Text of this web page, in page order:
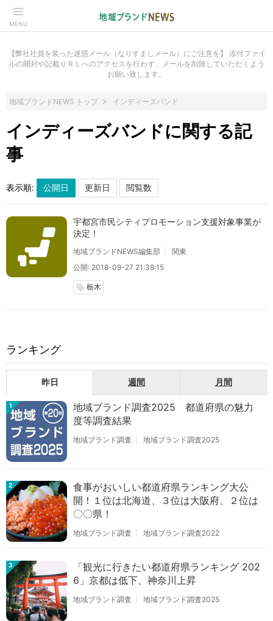
MENU
【弊社社員を装った迷惑メール（なりすましメール）にご注意を】 添付ファイ
ルの開封や記載ＵＲＬへのアクセスを行わず、メールを削除していただくよう
お願い致します。
地域ブランドNEWS トップ インディーズバンド
インディーズバンドに関する記
事
表示順:
宇都宮市民シティプロモーション支援対象事業が
決定！
地域ブランドNEWS編集部
関東
公開: 2018-09-27 21:38:15
local_offer 栃木
ランキング
昨日 週間 月間
1
地域ブランド調査2025 都道府県の魅力
度等調査結果
地域ブランド調査 地域ブランド調査2025
2
食事がおいしい都道府県ランキング大公
開！１位は北海道、３位は大阪府、２位は
〇〇県！
地域ブランド調査 地域ブランド調査2022
3
「観光に行きたい都道府県ランキング 202
6」京都は低下、神奈川上昇
地域ブランド調査 地域ブランド調査2025